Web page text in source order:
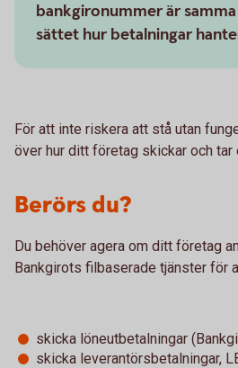
bankgironummer är
sättet hur betalningar
För att inte riskera att stå utan
över hur ditt företag skickar och tar
Berörs du?
Du behöver agera om ditt företag
Bankgirots filbaserade tjänster för
skicka löneutbetalningar
skicka leverantörsbetalningar,